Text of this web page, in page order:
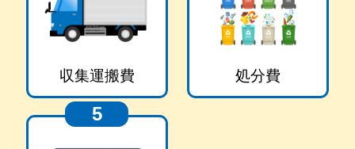
収集運搬費 処分費
5